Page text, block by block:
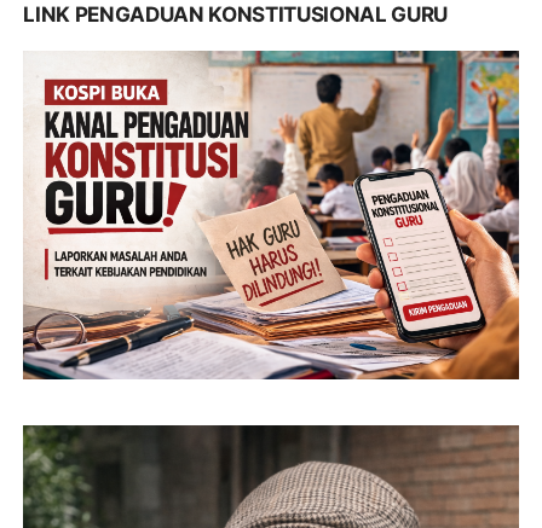
LINK PENGADUAN KONSTITUSIONAL GURU